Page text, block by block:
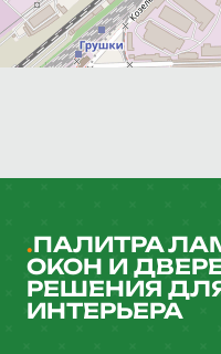
ПАЛИТРА
ОКОН И
РЕШЕНИЯ
ИНТЕРЬЕРА